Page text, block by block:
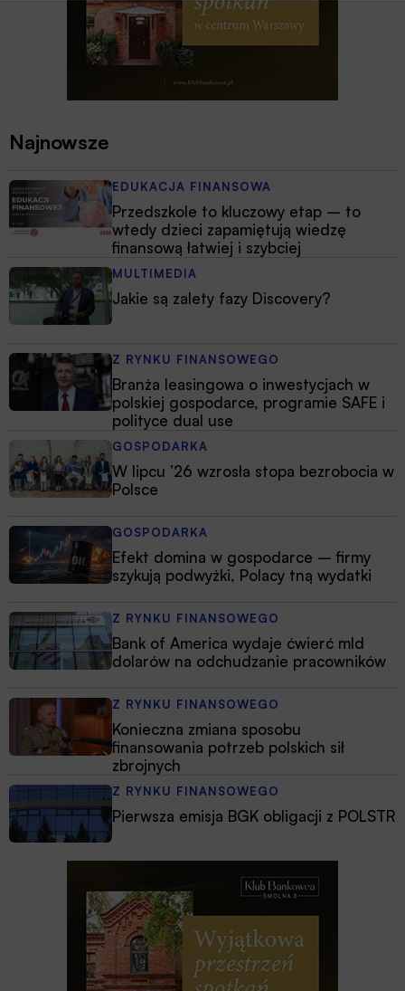
Najnowsze
EDUKACJA FINANSOWA
Przedszkole to kluczowy etap – to
wtedy dzieci zapamiętują wiedzę
finansową łatwiej i szybciej
MULTIMEDIA
Jakie są zalety fazy Discovery?
Z RYNKU FINANSOWEGO
Branża leasingowa o inwestycjach w
polskiej gospodarce, programie SAFE i
polityce dual use
GOSPODARKA
W lipcu ’26 wzrosła stopa bezrobocia w
Polsce
GOSPODARKA
Efekt domina w gospodarce – firmy
szykują podwyżki, Polacy tną wydatki
Z RYNKU FINANSOWEGO
Bank of America wydaje ćwierć mld
dolarów na odchudzanie pracowników
Z RYNKU FINANSOWEGO
Konieczna zmiana sposobu
finansowania potrzeb polskich sił
zbrojnych
Z RYNKU FINANSOWEGO
Pierwsza emisja BGK obligacji z POLSTR